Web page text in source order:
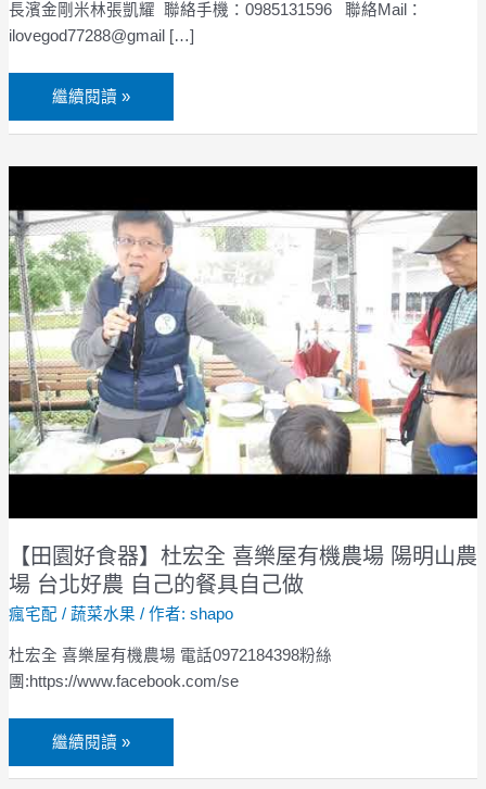
長濱金剛米林張凱耀 聯絡手機：0985131596 聯絡Mail：
ilovegod77288@gmail […]
林
張
耀
長
金
米
高
雄
139
白
米
糙
米
甜
長
濱
繼續閱讀 »
【田園好食器】杜宏全 喜樂屋有機農場 陽明山農
場 台北好農 自己的餐具自己做
瘋宅配 / 蔬菜水果 / 作者: shapo
杜宏全 喜樂屋有機農場 電話0972184398粉絲
團:https://www.facebook.com/se
好
食
器】
杜
宏
全
喜
樂
有
農
場
陽
明
山
農
好
農
繼續閱讀 »